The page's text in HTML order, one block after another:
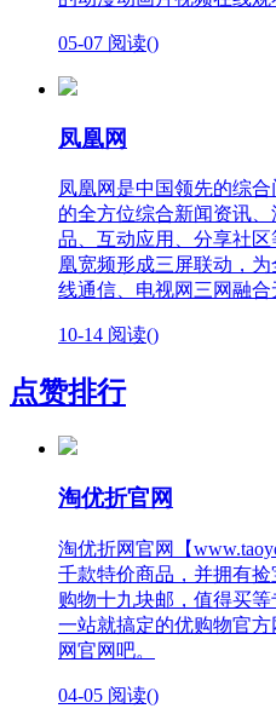
05-07 阅读()
凤凰网
凤凰网是中国领先的综
的全方位综合新闻资讯
品、互动应用、分享社
凰宽频形成三屏联动，
线通信、电视网三网融合
10-14 阅读()
点赞排行
淘优折官网
淘优折网官网【
千款特价商品，并拥有
购物十九块邮，值得买
一站就搞定的优购物官
网官网吧。
04-05 阅读()